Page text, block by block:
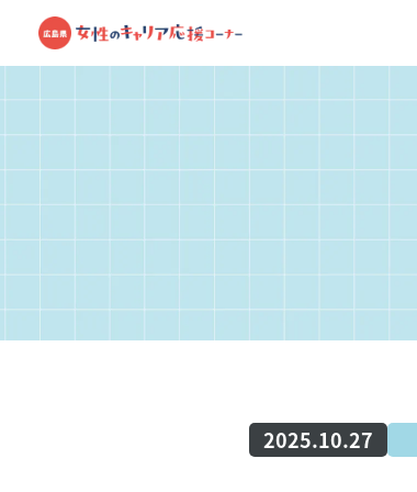
2025.10.27